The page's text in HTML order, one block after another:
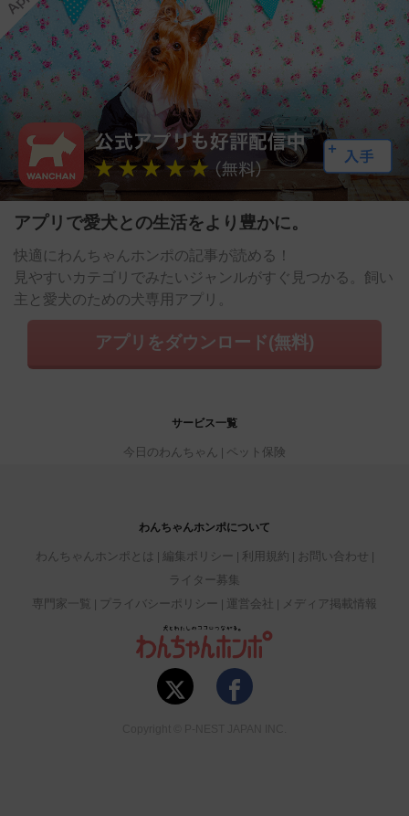
アプリで愛犬との生活をより豊かに。
快適にわんちゃんホンポの記事が読める！
見やすいカテゴリでみたいジャンルがすぐ見つかる。飼い
主と愛犬のための犬専用アプリ。
アプリをダウンロード(無料)
サービス一覧
今日のわんちゃん ペット保険
わんちゃんホンポについて
わんちゃんホンポとは 編集ポリシー 利用規約
お問い合わせ
ライター募集
専門家一覧
プライバシーポリシー 運営会社 メディア掲載情報